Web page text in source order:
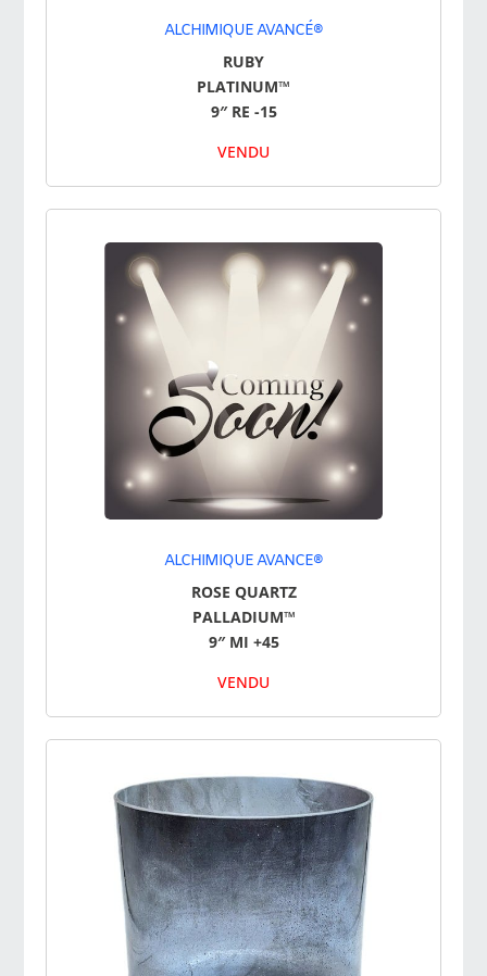
ALCHIMIQUE AVANCÉ®
RUBY
PLATINUM™
9″ RE -15
VENDU
ALCHIMIQUE AVANCE®
ROSE QUARTZ
PALLADIUM™
9″ MI +45
VENDU